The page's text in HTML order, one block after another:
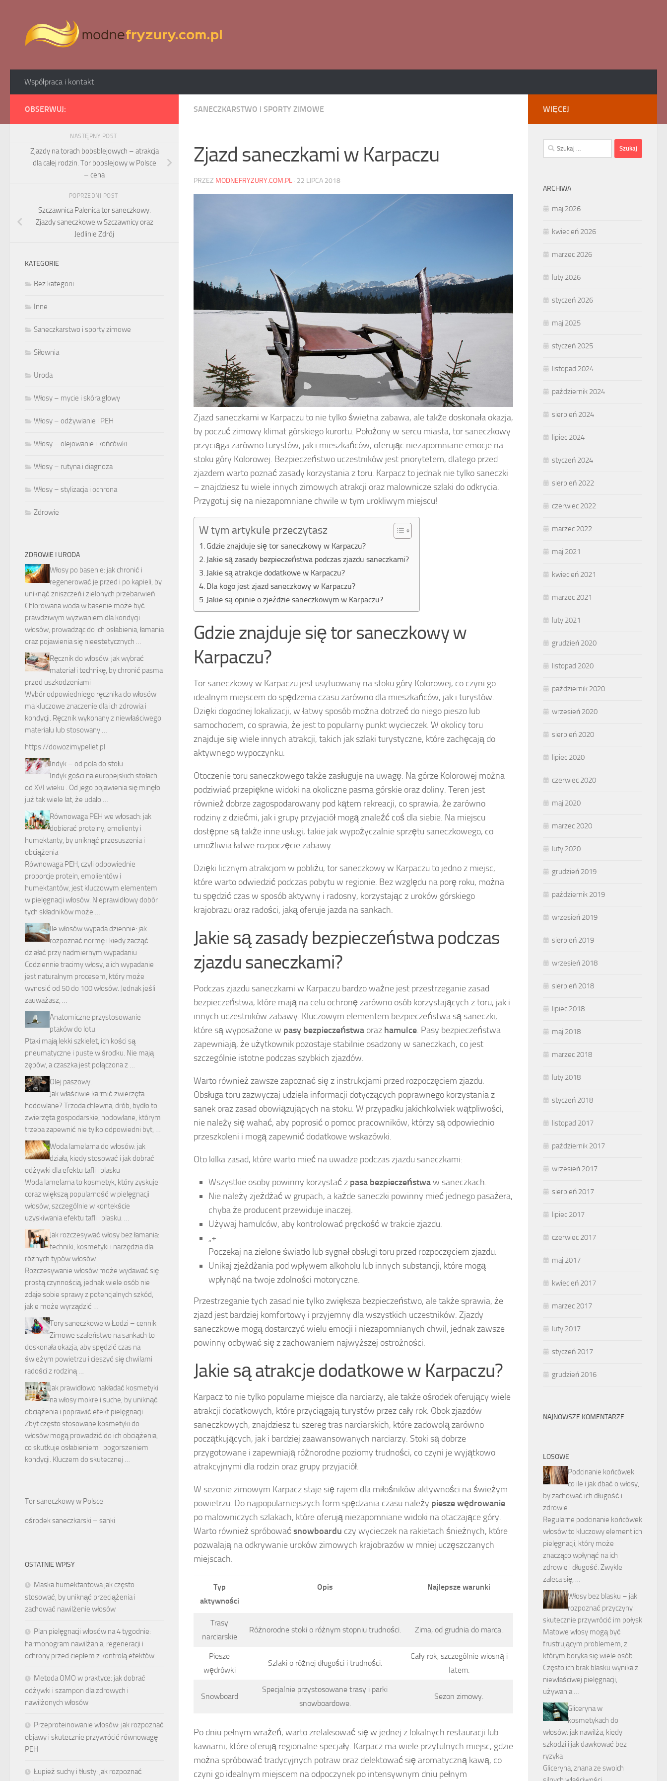
Współpraca i kontakt
SANECZKARSTWO I SPORTY ZIMOWE
Zjazd saneczkami w Karpaczu
PRZEZ MODNEFRYZURY.COM.PL · 22 LIPCA 2018
Zjazd saneczkami w Karpaczu to nie tylko świetna zabawa, ale także doskonała okazja,
by poczuć zimowy klimat górskiego kurortu. Położony w sercu miasta, tor saneczkowy
przyciąga zarówno turystów, jak i mieszkańców, oferując niezapomniane emocje na
stoku góry Kolorowej. Bezpieczeństwo uczestników jest priorytetem, dlatego przed
zjazdem warto poznać zasady korzystania z toru. Karpacz to jednak nie tylko saneczki
– znajdziesz tu wiele innych zimowych atrakcji oraz malownicze szlaki do odkrycia.
Przygotuj się na niezapomniane chwile w tym urokliwym miejscu!
W tym artykule przeczytasz
Gdzie znajduje się tor saneczkowy w Karpaczu?
Jakie są zasady bezpieczeństwa podczas zjazdu saneczkami?
Jakie są atrakcje dodatkowe w Karpaczu?
Dla kogo jest zjazd saneczkowy w Karpaczu?
Jakie są opinie o zjeździe saneczkowym w Karpaczu?
Gdzie znajduje się tor saneczkowy w
Karpaczu?
Tor saneczkowy w Karpaczu jest usytuowany na stoku góry Kolorowej, co czyni go
idealnym miejscem do spędzenia czasu zarówno dla mieszkańców, jak i turystów.
Dzięki dogodnej lokalizacji, w łatwy sposób można dotrzeć do niego pieszo lub
samochodem, co sprawia, że jest to popularny punkt wycieczek. W okolicy toru
znajduje się wiele innych atrakcji, takich jak szlaki turystyczne, które zachęcają do
aktywnego wypoczynku.
Otoczenie toru saneczkowego także zasługuje na uwagę. Na górze Kolorowej można
podziwiać przepiękne widoki na okoliczne pasma górskie oraz doliny. Teren jest
również dobrze zagospodarowany pod kątem rekreacji, co sprawia, że zarówno
rodziny z dziećmi, jak i grupy przyjaciół mogą znaleźć coś dla siebie. Na miejscu
dostępne są także inne usługi, takie jak wypożyczalnie sprzętu saneczkowego, co
umożliwia łatwe rozpoczęcie zabawy.
Dzięki licznym atrakcjom w pobliżu, tor saneczkowy w Karpaczu to jedno z miejsc,
które warto odwiedzić podczas pobytu w regionie. Bez względu na porę roku, można
tu spędzić czas w sposób aktywny i radosny, korzystając z uroków górskiego
krajobrazu oraz radości, jaką oferuje jazda na sankach.
Jakie są zasady bezpieczeństwa podczas
zjazdu saneczkami?
Podczas zjazdu saneczkami w Karpaczu bardzo ważne jest przestrzeganie zasad
bezpieczeństwa, które mają na celu ochronę zarówno osób korzystających z toru, jak i
innych uczestników zabawy. Kluczowym elementem bezpieczeństwa są saneczki,
które są wyposażone w pasy bezpieczeństwa oraz hamulce. Pasy bezpieczeństwa
zapewniają, że użytkownik pozostaje stabilnie osadzony w saneczkach, co jest
szczególnie istotne podczas szybkich zjazdów.
Warto również zawsze zapoznać się z instrukcjami przed rozpoczęciem zjazdu.
Obsługa toru zazwyczaj udziela informacji dotyczących poprawnego korzystania z
sanek oraz zasad obowiązujących na stoku. W przypadku jakichkolwiek wątpliwości,
nie należy się wahać, aby poprosić o pomoc pracowników, którzy są odpowiednio
przeszkoleni i mogą zapewnić dodatkowe wskazówki.
Oto kilka zasad, które warto mieć na uwadze podczas zjazdu saneczkami:
Wszystkie osoby powinny korzystać z pasa bezpieczeństwaw saneczkach.
Nie należy zjeżdżać w grupach, a każde saneczki powinny mieć jednego pasażera,
chyba że producent przewiduje inaczej.
Używaj hamulców, aby kontrolować prędkość w trakcie zjazdu.
„+
Poczekaj na zielone światło lub sygnał obsługi toru przed rozpoczęciem zjazdu.
Unikaj zjeżdżania pod wpływem alkoholu lub innych substancji, które mogą
wpłynąć na twoje zdolności motoryczne.
Przestrzeganie tych zasad nie tylko zwiększa bezpieczeństwo, ale także sprawia, że
zjazd jest bardziej komfortowy i przyjemny dla wszystkich uczestników. Zjazdy
saneczkowe mogą dostarczyć wielu emocji i niezapomnianych chwil, jednak zawsze
powinny odbywać się z zachowaniem najwyższej ostrożności.
Jakie są atrakcje dodatkowe w Karpaczu?
Karpacz to nie tylko popularne miejsce dla narciarzy, ale także ośrodek oferujący wiele
atrakcji dodatkowych, które przyciągają turystów przez cały rok. Obok zjazdów
saneczkowych, znajdziesz tu szereg tras narciarskich, które zadowolą zarówno
początkujących, jak i bardziej zaawansowanych narciarzy. Stoki są dobrze
przygotowane i zapewniają różnorodne poziomy trudności, co czyni je wyjątkowo
atrakcyjnymi dla rodzin oraz grupy przyjaciół.
W sezonie zimowym Karpacz staje się rajem dla miłośników aktywności na świeżym
powietrzu. Do najpopularniejszych form spędzania czasu należy piesze wędrowanie
po malowniczych szlakach, które oferują niezapomniane widoki na otaczające góry.
Warto również spróbowaćsnowboardu czy wycieczek na rakietach śnieżnych, które
pozwalają na odkrywanie uroków zimowych krajobrazów w mniej uczęszczanych
miejscach.
Typ
aktywności
Opis Najlepsze warunki
Trasy
narciarskie
Różnorodne stoki o różnym stopniu trudności. Zima, od grudnia do marca.
Piesze
wędrówki
Szlaki o różnej długości i trudności.
Cały rok, szczególnie wiosną i
latem.
Snowboard
Specjalnie przystosowane trasy i parki
snowboardowe.
Sezon zimowy.
Po dniu pełnym wrażeń, warto zrelaksować się w jednej z lokalnych restauracji lub
kawiarni, które oferują regionalne specjały. Karpacz ma wiele przytulnych miejsc, gdzie
można spróbować tradycyjnych potraw oraz delektować się aromatyczną kawą, co
czyni go idealnym miejscem na odpoczynek po intensywnym dniu pełnym
OBSERWUJ:
NASTĘPNY POST
Zjazdy na torach bobsblejowych – atrakcja
dla całej rodzin. Tor bobslejowy w Polsce
– cena
POPRZEDNI POST
Szczawnica Palenica tor saneczkowy.
Zjazdy saneczkowe w Szczawnicy oraz
Jedlinie Zdrój
KATEGORIE
Bez kategorii
Inne
Saneczkarstwo i sporty zimowe
Siłownia
Uroda
Włosy – mycie i skóra głowy
Włosy – odżywianie i PEH
Włosy – olejowanie i końcówki
Włosy – rutyna i diagnoza
Włosy – stylizacja i ochrona
Zdrowie
ZDROWIE I URODA
Włosy po basenie: jak chronić i
regenerować je przed i po kąpieli, by
uniknąć zniszczeń i zielonych przebarwień
Chlorowana woda w basenie może być
prawdziwym wyzwaniem dla kondycji
włosów, prowadząc do ich osłabienia, łamania
oraz pojawienia się nieestetycznych …
Ręcznik do włosów: jak wybrać
materiał i technikę, by chronić pasma
przed uszkodzeniami
Wybór odpowiedniego ręcznika do włosów
ma kluczowe znaczenie dla ich zdrowia i
kondycji. Ręcznik wykonany z niewłaściwego
materiału lub stosowany …
https://dowozimypellet.pl
Indyk – od pola do stołu
Indyk gości na europejskich stołach
od XVI wieku . Od jego pojawienia się minęło
już tak wiele lat, że udało …
Równowaga PEH we włosach: jak
dobierać proteiny, emolienty i
humektanty, by uniknąć przesuszenia i
obciążenia
Równowaga PEH, czyli odpowiednie
proporcje protein, emolientów i
humektantów, jest kluczowym elementem
w pielęgnacji włosów. Nieprawidłowy dobór
tych składników może …
Ile włosów wypada dziennie: jak
rozpoznać normę i kiedy zacząć
działać przy nadmiernym wypadaniu
Codziennie tracimy włosy, a ich wypadanie
jest naturalnym procesem, który może
wynosić od 50 do 100 włosów. Jednak jeśli
zauważasz, …
Anatomiczne przystosowanie
ptaków do lotu
Ptaki mają lekki szkielet, ich kości są
pneumatyczne i puste w środku. Nie mają
zębów, a czaszka jest połączona z …
Olej paszowy.
Jak właściwie karmić zwierzęta
hodowlane? Trzoda chlewna, drób, bydło to
zwierzęta gospodarskie, hodowlane, którym
trzeba zapewnić nie tylko odpowiedni byt, …
Woda lamelarna do włosów: jak
działa, kiedy stosować i jak dobrać
odżywki dla efektu tafli i blasku
Woda lamelarna to kosmetyk, który zyskuje
coraz większą popularność w pielęgnacji
włosów, szczególnie w kontekście
uzyskiwania efektu tafli i blasku. …
Jak rozczesywać włosy bez łamania:
techniki, kosmetyki i narzędzia dla
różnych typów włosów
Rozczesywanie włosów może wydawać się
prostą czynnością, jednak wiele osób nie
zdaje sobie sprawy z potencjalnych szkód,
jakie może wyrządzić …
Tory saneczkowe w Łodzi – cennik
Zimowe szaleństwo na sankach to
doskonała okazja, aby spędzić czas na
świeżym powietrzu i cieszyć się chwilami
radości z rodziną …
Jak prawidłowo nakładać kosmetyki
na włosy mokre i suche, by uniknąć
obciążenia i poprawić efekt pielęgnacji
Zbyt często stosowane kosmetyki do
włosów mogą prowadzić do ich obciążenia,
co skutkuje osłabieniem i pogorszeniem
kondycji. Kluczem do skutecznej …
Tor saneczkowy w Polsce
ośrodek saneczkarski – sanki
OSTATNIE WPISY
Maska humektantowa jak często
stosować, by uniknąć przeciążenia i
zachować nawilżenie włosów
Plan pielęgnacji włosów na 4 tygodnie:
harmonogram nawilżania, regeneracji i
ochrony przed ciepłem z kontrolą efektów
Metoda OMO w praktyce: jak dobrać
odżywki i szampon dla zdrowych i
nawilżonych włosów
Przeproteinowanie włosów: jak rozpoznać
objawy i skutecznie przywrócić równowagę
PEH
Łupież suchy i tłusty: jak rozpoznać
WIĘCEJ
Szukaj:
ARCHIWA
maj 2026
kwiecień 2026
marzec 2026
luty 2026
styczeń 2026
maj 2025
styczeń 2025
listopad 2024
październik 2024
sierpień 2024
lipiec 2024
styczeń 2024
sierpień 2022
czerwiec 2022
marzec 2022
maj 2021
kwiecień 2021
marzec 2021
luty 2021
grudzień 2020
listopad 2020
październik 2020
wrzesień 2020
sierpień 2020
lipiec 2020
czerwiec 2020
maj 2020
marzec 2020
luty 2020
grudzień 2019
październik 2019
wrzesień 2019
sierpień 2019
wrzesień 2018
sierpień 2018
lipiec 2018
maj 2018
marzec 2018
luty 2018
styczeń 2018
listopad 2017
październik 2017
wrzesień 2017
sierpień 2017
lipiec 2017
czerwiec 2017
maj 2017
kwiecień 2017
marzec 2017
luty 2017
styczeń 2017
grudzień 2016
NAJNOWSZE KOMENTARZE
LOSOWE
Podcinanie końcówek
co ile i jak dbać o włosy,
by zachować ich długość i
zdrowie
Regularne podcinanie końcówek
włosów to kluczowy element ich
pielęgnacji, który może
znacząco wpłynąć na ich
zdrowie i długość. Zwykle
zaleca się, …
Włosy bez blasku – jak
rozpoznać przyczyny i
skutecznie przywrócić im połysk
Matowe włosy mogą być
frustrującym problemem, z
którym boryka się wiele osób.
Często ich brak blasku wynika z
niewłaściwej pielęgnacji,
używania …
Gliceryna w
kosmetykach do
włosów: jak nawilża, kiedy
szkodzi i jak dawkować bez
ryzyka
Gliceryna, znana ze swoich